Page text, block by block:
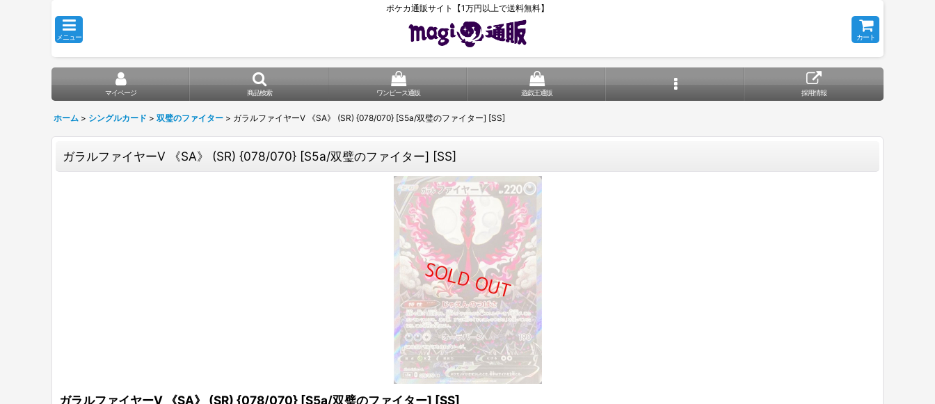
ポケカ通販サイト【1万円以上で送料無料】
メニュー カート
マイページ 商品検索 ワンピース通販 遊戯王通販 採用情報
ホーム > シングルカード > 双璧のファイター > ガラルファイヤーV 《SA》 (SR) {078/070} [S5a/双璧のファイター] [SS]
ガラルファイヤーV 《SA》 (SR) {078/070} [S5a/双璧のファイター] [SS]
ガラルファイヤーV 《SA》 (SR) {078/070} [S5a/双璧のファイター] [SS]